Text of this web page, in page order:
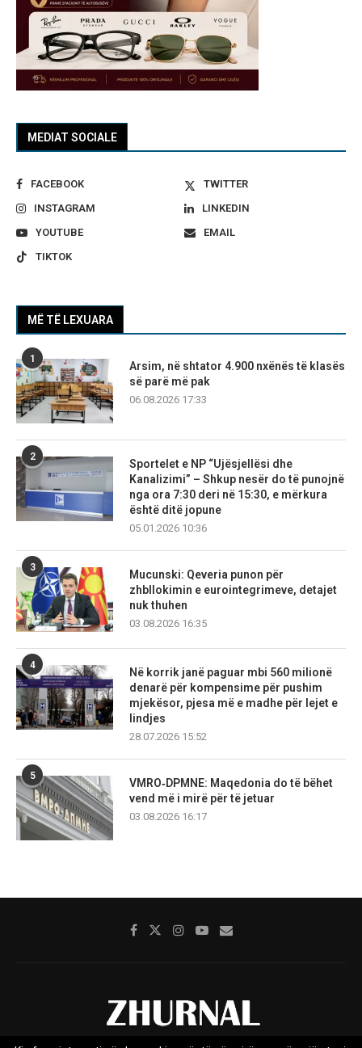
MEDIAT SOCIALE
FACEBOOK
TWITTER
INSTAGRAM
LINKEDIN
YOUTUBE
EMAIL
TIKTOK
MË TË LEXUARA
1
Arsim, në shtator 4.900 nxënës të klasës
së parë më pak
06.08.2026 17:33
2
Sportelet e NP “Ujësjellësi dhe
Kanalizimi” – Shkup nesër do të punojnë
nga ora 7:30 deri në 15:30, e mërkura
është ditë jopune
05.01.2026 10:36
3
Mucunski: Qeveria punon për
zhbllokimin e eurointegrimeve, detajet
nuk thuhen
03.08.2026 16:35
4
Në korrik janë paguar mbi 560 milionë
denarë për kompensime për pushim
mjekësor, pjesa më e madhe për lejet e
lindjes
28.07.2026 15:52
5
VMRO‑DPMNE: Maqedonia do të bëhet
vend më i mirë për të jetuar
03.08.2026 16:17